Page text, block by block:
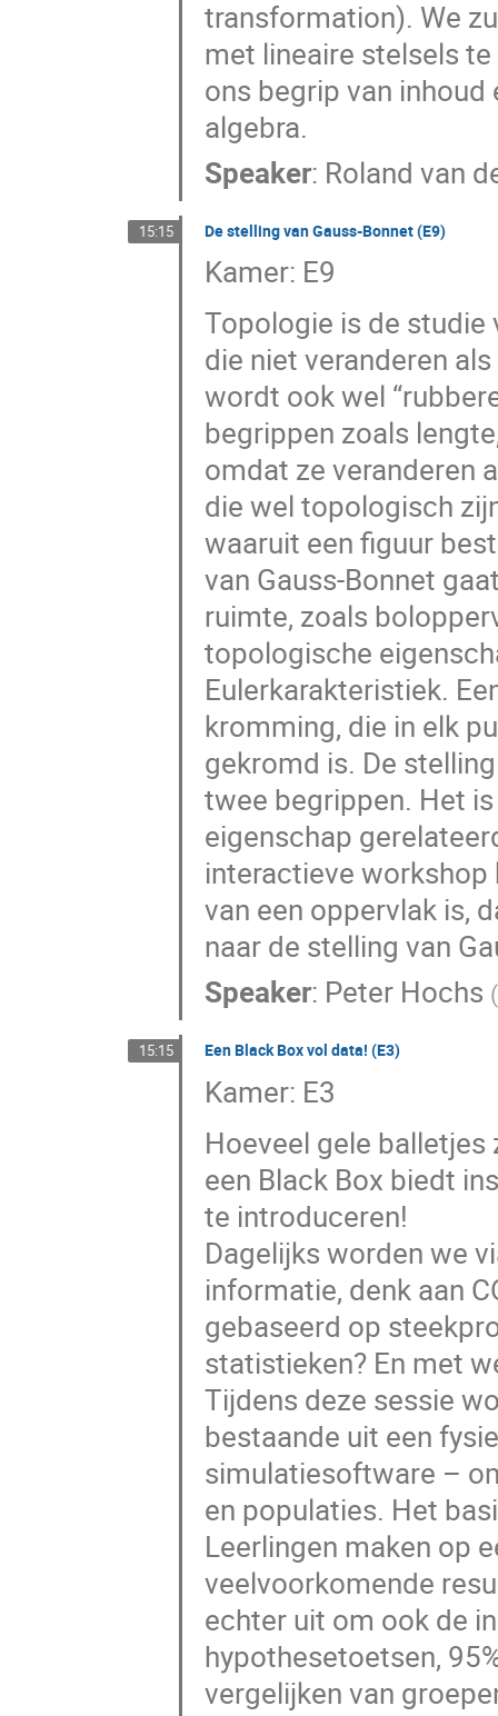
transformation). We
met lineaire stelsels
ons begrip van
algebra.
Speaker: Roland van
15:15 De stelling van Gauss-Bonnet (E9)
Kamer: E9
Topologie is de studie
die niet veranderen
wordt ook wel
begrippen zoals
omdat ze veranderen
die wel topologisch
waaruit een figuur
van Gauss-Bonnet
ruimte, zoals
topologische
Eulerkarakteristiek.
kromming, die in elk
gekromd is. De
twee begrippen. Het
eigenschap
interactieve
van een oppervlak is,
naar de stelling van
Speaker: Peter Hochs (
15:15 Een Black Box vol data! (E3)
Kamer: E3
Hoeveel gele
een Black Box biedt
te introduceren!
Dagelijks worden we
informatie, denk aan
gebaseerd op
statistieken? En met
Tijdens deze sessie
bestaande uit een
simulatiesoftware –
en populaties. Het
Leerlingen maken op
veelvoorkomende
echter uit om ook de
hypothesetoetsen,
vergelijken van